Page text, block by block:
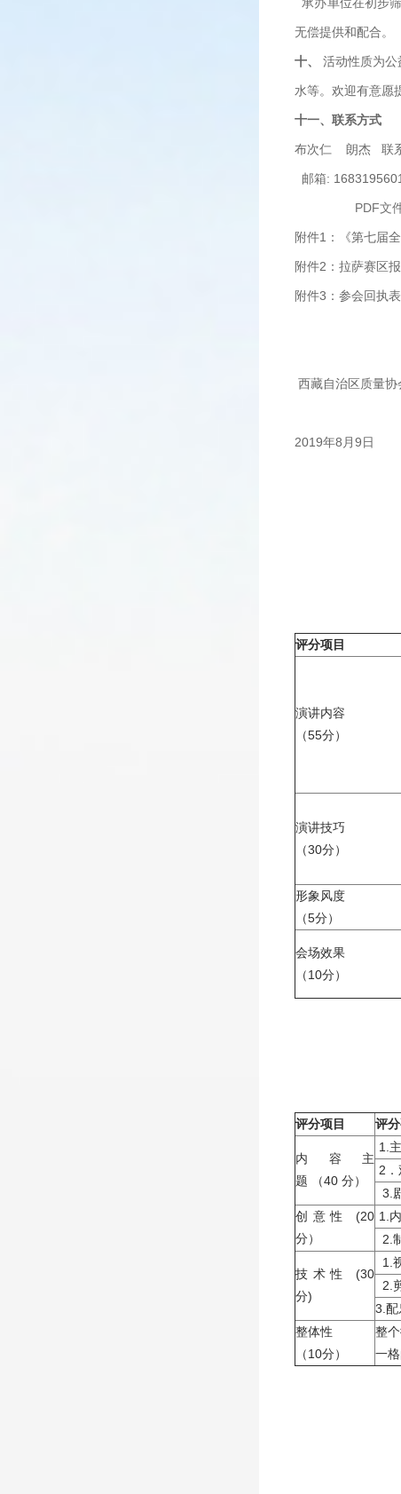
无偿提供和配合。
十、 活动性质为
水等。欢迎有意愿
十一、联系方式
布次仁 朗杰 联系
邮箱:
PDF文
附件1：《第七届
附件2：拉萨赛区
附件3：参会回执表
西藏自治区质量协
2019年8月9日
一
评分项目
演讲内容
（55分）
演讲技巧
（30分）
形象风度
（5分）
会场效果
（10分）
评分项目
评
内容主
题 （40 分）
1.
2
3.
创意性 (20
分）
1.
2.
技术性 (30
分)
1.
2.
3.配
整体性
（10分）
整
一格